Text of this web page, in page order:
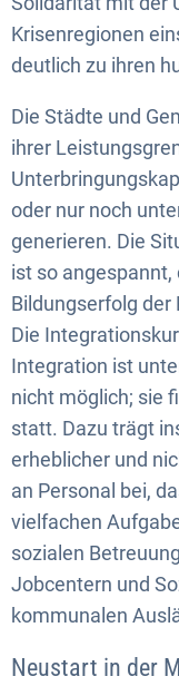
Krisenregionen
deutlich zu ihren
Die Städte und
ihrer
oder nur noch
generieren. Die
ist so angespannt,
Bildungserfolg der
Die
Integration ist
nicht möglich; sie
statt. Dazu trägt
erheblicher und
an Personal bei,
vielfachen
sozialen
Jobcentern und
kommunalen
Neustart in der